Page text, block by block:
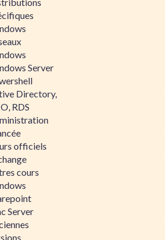
Server
Directory,
RDS
officiels
cours
Server